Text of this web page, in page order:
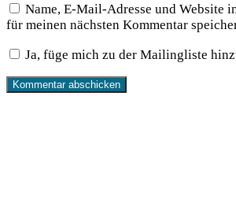
Name, E-Mail-Adresse und Website
für meinen nächsten Kommentar
Ja, füge mich zu der Mailingliste